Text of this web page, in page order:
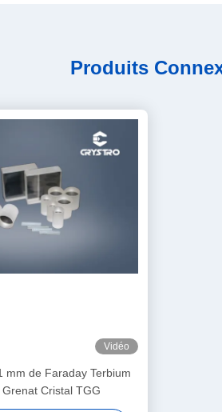
Produits
Vidéo
mm de Faraday Terbium
Cristal TGG